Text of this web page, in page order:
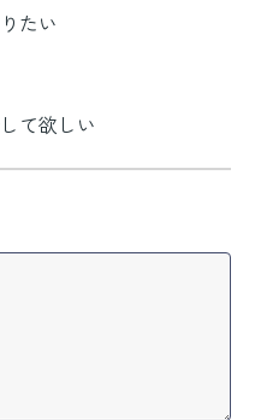
たい
て欲しい